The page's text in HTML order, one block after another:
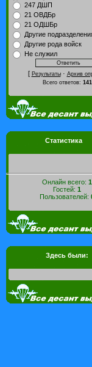
247 ДШП
21 ОВДБр
21 ОДШБр
Другие
Другие рода войск
Не служил
[ Результаты· Архив
Всего ответов:
Статистика
Онлайн всего: 1
Гостей: 1
Пользователей:
Здесь были: